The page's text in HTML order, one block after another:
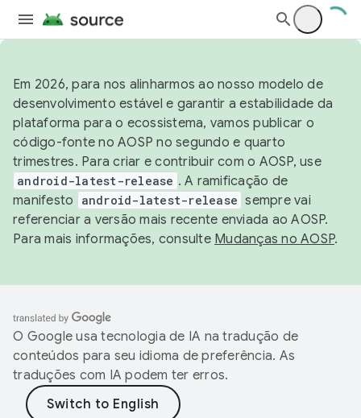
Em 2026, para nos alinharmos ao nosso modelo de
desenvolvimento estável e garantir a estabilidade da
plataforma para o ecossistema, vamos publicar o
código-fonte no AOSP no segundo e quarto
trimestres. Para criar e contribuir com o AOSP, use
android-latest-release . A ramificação de
manifesto
android-latest-release sempre vai
referenciar a versão mais recente enviada ao AOSP.
Para mais informações, consulte Mudanças no AOSP.
O Google usa tecnologia de IA na tradução de
conteúdos para seu idioma de preferência. As
traduções com IA podem ter erros.